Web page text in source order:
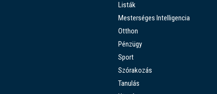
Listák
Mesterséges Intelligencia
Otthon
Pénzügy
Sport
Szórakozás
Tanulás